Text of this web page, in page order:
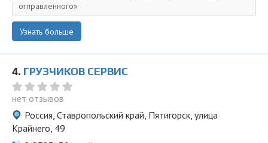
отправленного
Узнать больше
4. ГРУЗЧИКОВ СЕРВИС
нет отзывов
Россия, Ставропольский край, Пятигорск, улица
Крайнего, 49